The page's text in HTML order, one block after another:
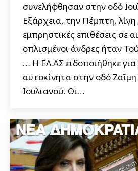
συνελήφθησαν στην οδό
Εξάρχεια, την Πέμπτη,
εμπρηστικές επιθέσεις σε
οπλισμένοι άνδρες ήταν
… Η ΕΛ.ΑΣ ειδοποιήθηκε
αυτοκίνητα στην οδό
Ιουλιανού. Οι…